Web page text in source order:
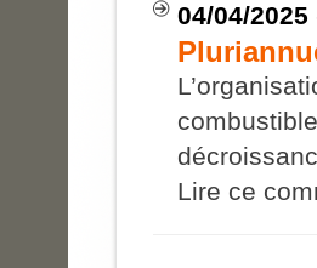
04/04/2025
Lire ce